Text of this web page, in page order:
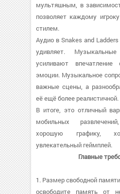
мультяшным, в
позволяет каждому
стилем.
Аудио в Snakes and
удивляет.
усиливают
эмоции. Музыкальное
важные сцены, а
её ещё более реалистичной.
В итоге, это отличный
мобильных
хорошую графику,
увлекательный геймплей.
Главные
1. Размер свободной
освободите память от